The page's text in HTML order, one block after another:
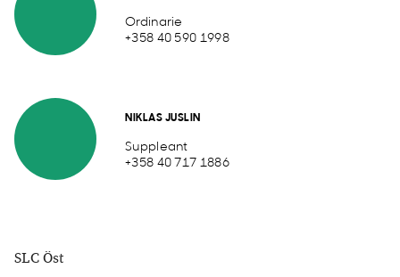
Ordinarie
+358 40 590 1998
NIKLAS JUSLIN
Suppleant
+358 40 717 1886
SLC Öst